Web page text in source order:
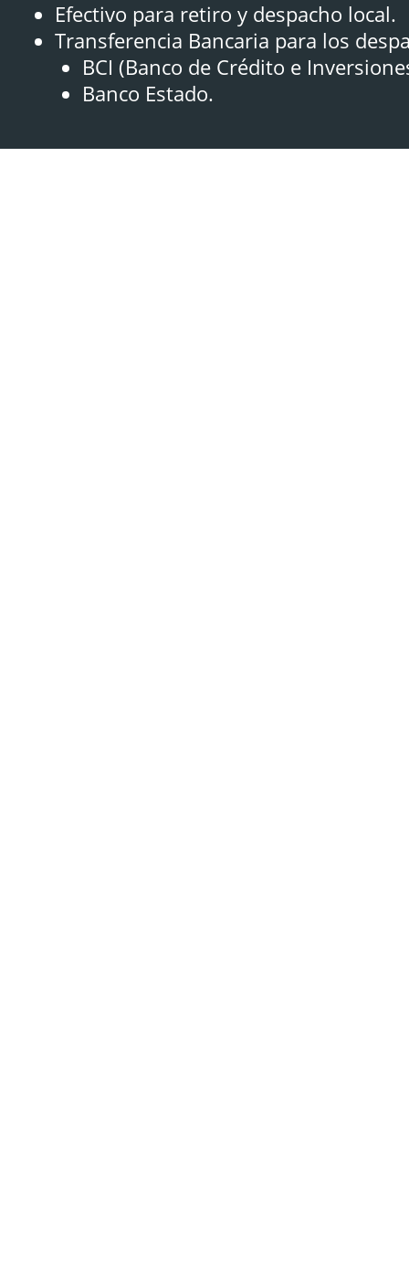
Efectivo para retiro y despacho local.
Transferencia Bancaria para los
BCI (Banco de Crédito e
Banco Estado.